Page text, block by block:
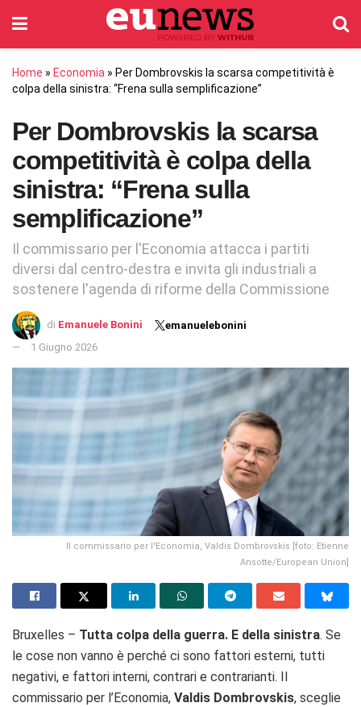
Home » Economia » Per Dombrovskis la scarsa competitività è
colpa della sinistra: “Frena sulla semplificazione”
Per Dombrovskis la scarsa
competitività è colpa della
sinistra: “Frena sulla
semplificazione”
Il commissario per l'Economia attacca i partiti
diversi dal centro-destra e invita gli industriali a
sostenere l'agenda di riforme della Commissione
di Emanuele Bonini
emanuelebonini
1 Giugno 2026
Il commissario per l'Economia, Valdis Dombrovskis [foto: Etienne
Ansotte/European Union]
Bruxelles – Tutta colpa della guerra. E della sinistra. Se
le cose non vanno è perché ci sono fattori esterni, tutti
negativi, e fattori interni, contrari e contrarianti. Il
commissario per l’Economia, Valdis Dombrovskis, sceglie